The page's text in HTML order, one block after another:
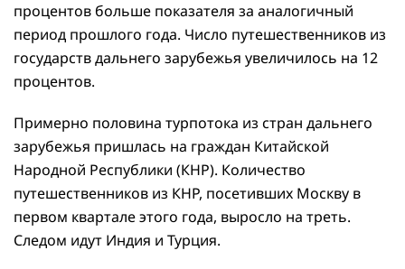
процентов больше показателя за аналогичный
период прошлого года. Число путешественников из
государств дальнего зарубежья увеличилось на 12
процентов.
Примерно половина турпотока из стран дальнего
зарубежья пришлась на граждан Китайской
Народной Республики (КНР). Количество
путешественников из КНР, посетивших Москву в
первом квартале этого года, выросло на треть.
Следом идут Индия и Турция.